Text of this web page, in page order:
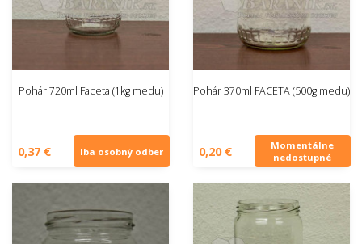
Pohár 720ml Faceta (1kg medu)
0,37 € Iba osobný odber
Pohár 370ml FACETA (500g medu)
0,20 €
Momentálne
nedostupné